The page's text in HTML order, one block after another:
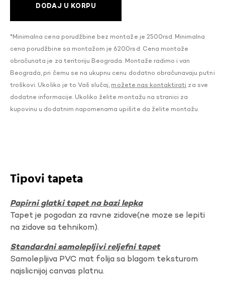
DODAJ U KORPU
*Minimalna cena porudžbine bez montaže je 2500rsd. Minimalna
cena porudžbine sa montažom je 6200rsd. Cena montaže
obračunata je za teritoriju Beograda. Montaže radimo i van
Beograda, pri čemu se na ukupnu cenu dodatno obračunavaju putni
troškovi. Ukoliko je to Vaš slučaj, možete nas kontaktirati za sve
dodatne informacije. Ukoliko želite montažu na stranici za
kupovinu u dodatnim napomenama upišite da želite montažu.
Tipovi tapeta
Papirni glatki tapet na bazi lepka
Tapet je pogodan za ravne zidove(ne moze se lepiti
na zidove sa tehnikom).
Standardni samolepljivi reljefni tapet
Samolepljiva PVC mat folija sa blagom teksturom
najslicnijoj canvas platnu.